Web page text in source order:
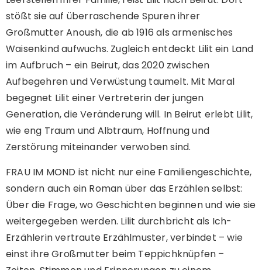
stößt sie auf überraschende Spuren ihrer
Großmutter Anoush, die ab 1916 als armenisches
Waisenkind aufwuchs. Zugleich entdeckt Lilit ein Land
im Aufbruch – ein Beirut, das 2020 zwischen
Aufbegehren und Verwüstung taumelt. Mit Maral
begegnet Lilit einer Vertreterin der jungen
Generation, die Veränderung will. In Beirut erlebt Lilit,
wie eng Traum und Albtraum, Hoffnung und
Zerstörung miteinander verwoben sind.
FRAU IM MOND ist nicht nur eine Familiengeschichte,
sondern auch ein Roman über das Erzählen selbst:
Über die Frage, wo Geschichten beginnen und wie sie
weitergegeben werden. Lilit durchbricht als Ich-
Erzählerin vertraute Erzählmuster, verbindet – wie
einst ihre Großmutter beim Teppichknüpfen –